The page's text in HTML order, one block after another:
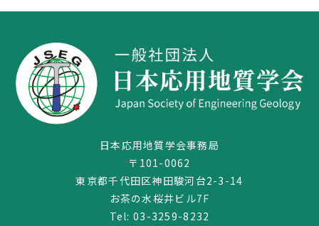
日本応用地質学会事務局
〒101-0062
東京都千代田区神田駿河台2-3-14
お茶の水桜井ビル7F
Tel:03-3259-8232